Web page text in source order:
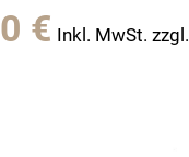
€ Inkl. MwSt.